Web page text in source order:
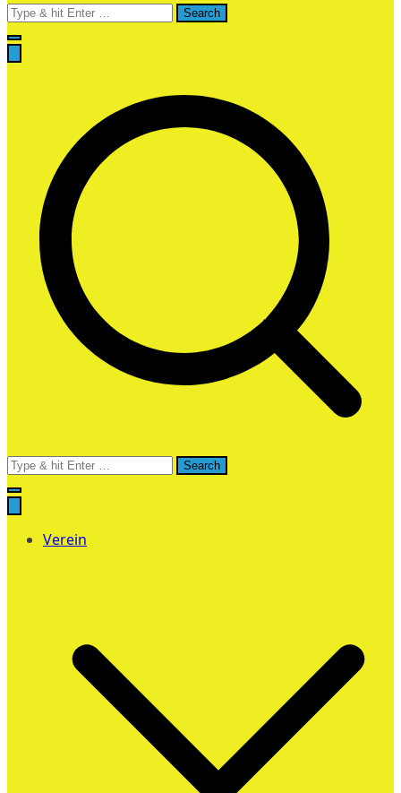
Search
for:
Search
for:
Verein